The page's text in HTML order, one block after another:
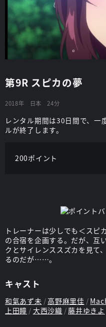
第9R スピカの夢
2018年 日本 24分
レンタル期間は30日間で、一
ルが終了します。
200ポイント
トレーナーは少しでも＜スピ
の合宿を企画する。だが、互
クとサイレンススズカを見て
るのだが……。
キャスト
和氣あず未 高野麻里佳
上田瞳
大西沙織 藤井ゆきよ